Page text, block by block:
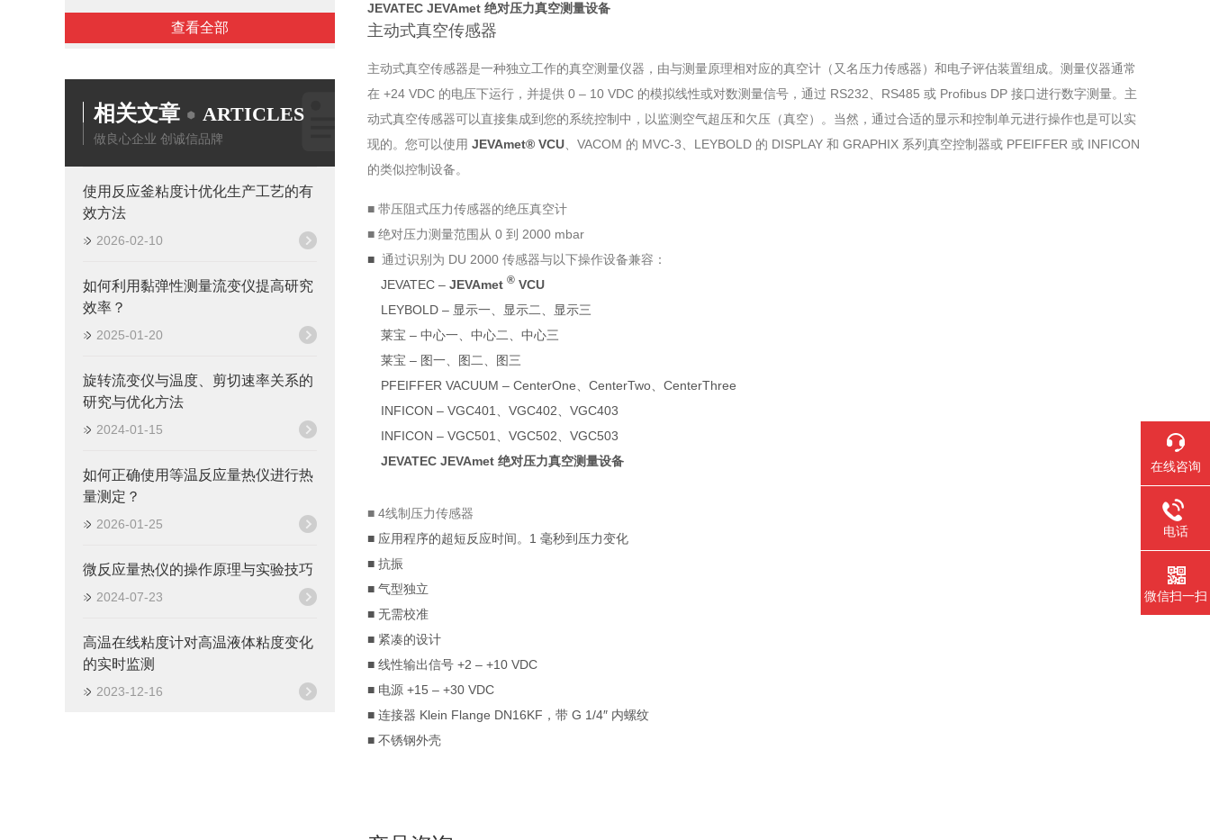
查看全部
相关文章 ARTICLES
做良心企业 创诚信品牌
使用反应釜粘度计优化生产工艺的有
效方法
2026-02-10
如何利用黏弹性测量流变仪提高研究
效率？
2025-01-20
旋转流变仪与温度、剪切速率关系的
研究与优化方法
2024-01-15
如何正确使用等温反应量热仪进行热
量测定？
2026-01-25
微反应量热仪的操作原理与实验技巧
2024-07-23
高温在线粘度计对高温液体粘度变化
的实时监测
2023-12-16
JEVATEC JEVAmet 绝对压力真空测量设备
主动式真空传感器
主动式真空传感器是一种独立工作的真空测量仪器，由与测量原理相对应的真空计（又名压力传感器）和电子评估装置组成。测量仪器通常
在 +24 VDC 的电压下运行，并提供 0 – 10 VDC 的模拟线性或对数测量信号，通过 RS232、RS485 或 Profibus DP 接口进行数字测量。主
动式真空传感器可以直接集成到您的系统控制中，以监测空气超压和欠压（真空）。当然，通过合适的显示和控制单元进行操作也是可以实
现的。您可以使用 JEVAmet® VCU 、VACOM 的 MVC-3、LEYBOLD 的 DISPLAY 和 GRAPHIX 系列真空控制器或 PFEIFFER 或 INFICON
的类似控制设备。
■ 带压阻式压力传感器的绝压真空计
■ 绝对压力测量范围从 0 到 2000 mbar
■ 通过识别为 DU 2000 传感器与以下操作设备兼容：
JEVATEC – JEVAmet ® VCU
LEYBOLD – 显示一、显示二、显示三
莱宝 – 中心一、中心二、中心三
莱宝 – 图一、图二、图三
PFEIFFER VACUUM – CenterOne、CenterTwo、CenterThree
INFICON – VGC401、VGC402、VGC403
INFICON – VGC501、VGC502、VGC503
JEVATEC JEVAmet 绝对压力真空测量设备
■ 4线制压力传感器
■ 应用程序的超短反应时间。1 毫秒到压力变化
■ 抗振
■ 气型独立
■ 无需校准
■ 紧凑的设计
■ 线性输出信号 +2 – +10 VDC
■ 电源 +15 – +30 VDC
■ 连接器 Klein Flange DN16KF，带 G 1/4″ 内螺纹
■ 不锈钢外壳
在线咨询
电话
微信扫一扫